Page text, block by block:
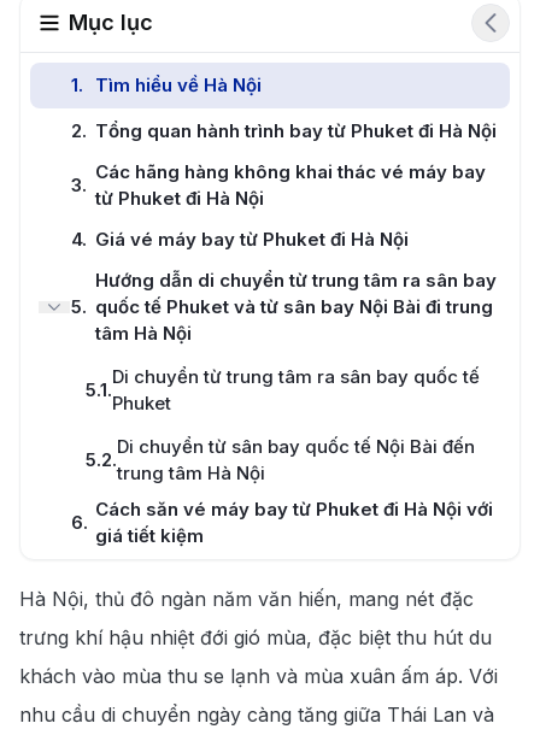
Mục lục
1.
Tìm hiểu về Hà Nội
2. Tổng quan hành trình bay từ Phuket đi Hà Nội
3.
Các hãng hàng không khai thác vé máy bay
từ Phuket đi Hà Nội
4. Giá vé máy bay từ Phuket đi Hà Nội
5.
Hướng dẫn di chuyển từ trung tâm ra sân bay
quốc tế Phuket và từ sân bay Nội Bài đi trung
tâm Hà Nội
5.1.
Di chuyển từ trung tâm ra sân bay quốc tế
Phuket
5.2.
Di chuyển từ sân bay quốc tế Nội Bài đến
trung tâm Hà Nội
6.
Cách săn vé máy bay từ Phuket đi Hà Nội với
giá tiết kiệm
Nội tại 190 Booking?
8.
Những lưu ý khi đặt vé máy bay từ Phuket đi
9
Kinh nghiệm du lịch Hà Nội
Hà Nội, thủ đô ngàn năm văn hiến, mang nét đặc
trưng khí hậu nhiệt đới gió mùa, đặc biệt thu hút du
khách vào mùa thu se lạnh và mùa xuân ấm áp. Với
nhu cầu di chuyển ngày càng tăng giữa Thái Lan và